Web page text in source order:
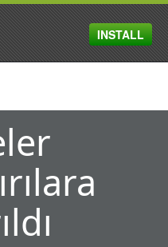
MENU
INSTALL